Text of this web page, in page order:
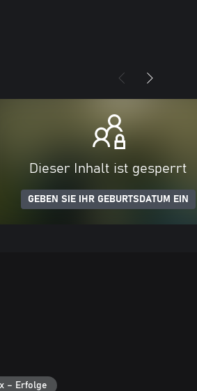
Dieser Inhalt ist gesperrt
GEBEN SIE IHR GEBURTSDATUM EIN
– Erfolge